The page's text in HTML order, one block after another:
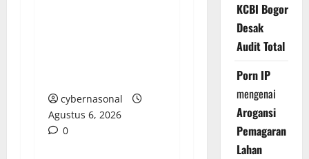
cybernasonal
Agustus 6, 2026
0
KCBI Bogor
Desak
Audit Total
Porn IP
mengenai
Arogansi
Pemagaran
Lahan